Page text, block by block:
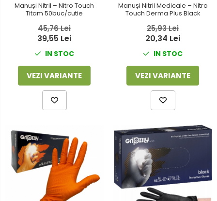
Manuși Nitril – Nitro Touch
Titam 50buc/cutie
45,76 Lei
39,55 Lei
IN STOC
VEZI VARIANTE
Manuși Nitril Medicale – Nitro
Touch Derma Plus Black
25,93 Lei
20,34 Lei
IN STOC
VEZI VARIANTE